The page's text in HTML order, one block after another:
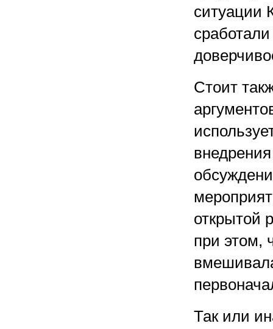
ситуации
Стоит
открытой
при этом,
Так или